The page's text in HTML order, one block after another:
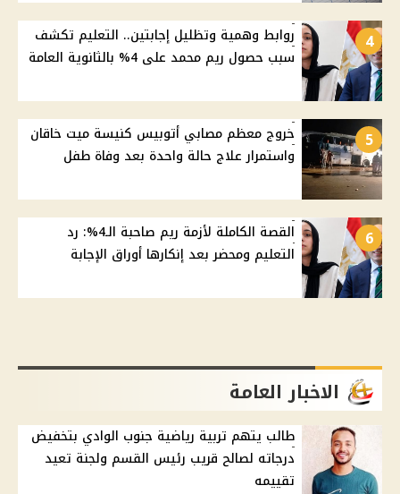
4
روابط وهمية وتظليل إجابتين.. التعليم تكشف
سبب حصول ريم محمد على 4% بالثانوية العامة
5
خروج معظم مصابي أتوبيس كنيسة ميت خاقان
واستمرار علاج حالة واحدة بعد وفاة طفل
6
القصة الكاملة لأزمة ريم صاحبة الـ4%: رد
التعليم ومحضر بعد إنكارها أوراق الإجابة
الاخبار العامة
طالب يتهم تربية رياضية جنوب الوادي بتخفيض
درجاته لصالح قريب رئيس القسم ولجنة تعيد
تقييمه